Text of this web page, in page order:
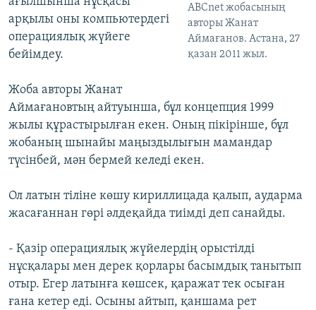
ABCnet жобасының
авторы Жанат
Аймағанов. Астана, 27
қазан 2011 жыл.
арқылы оны компьютердегі
операциялық жүйеге
бейімдеу.
Жоба авторы Жанат
Аймағановтың айтуынша, бұл концепция 1999
жылы құрастырылған екен. Оның пікірінше, бұл
жобаның шынайы маңыздылығын мамандар
түсінбей, мән бермей келеді екен.
Ол латын тіліне көшу кириллицада қалып, аударма
жасағаннан гөрі әлдеқайда тиімді деп санайды.
- Қазір операциялық жүйелердің орыстілді
нұсқалары мен дерек қорлары басымдық танытып
отыр. Егер латынға көшсек, қаражат тек осыған
ғана кетер еді. Осыны айтып, қаншама рет